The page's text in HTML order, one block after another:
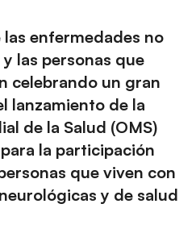
enfermedades no
las personas que
celebrando un gran
lanzamiento de la
de la Salud (OMS)
la participación
que viven con
y de salud